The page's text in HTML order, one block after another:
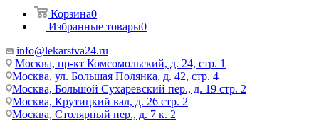
Корзина0
Избранные товары0
info@lekarstva24.ru
Москва, пр-кт Комсомольский, д. 24, стр. 1
Москва, ул. Большая Полянка, д. 42, стр. 4
Москва, Большой Сухаревский пер., д. 19 стр. 2
Москва, Крутицкий вал, д. 26 стр. 2
Москва, Столярный пер., д. 7 к. 2